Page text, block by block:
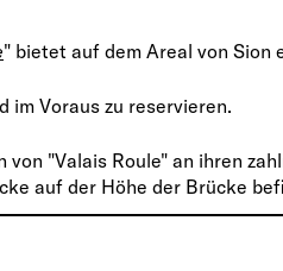
" bietet auf dem Areal von Sion
im Voraus zu reservieren.
"Valais Roule" an ihren
auf der Höhe der Brücke